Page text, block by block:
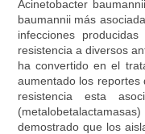
Acinetobacter
baumannii más
infecciones
resistencia a diversos
ha convertido en el
aumentado los reportes
resistencia esta
demostrado que los